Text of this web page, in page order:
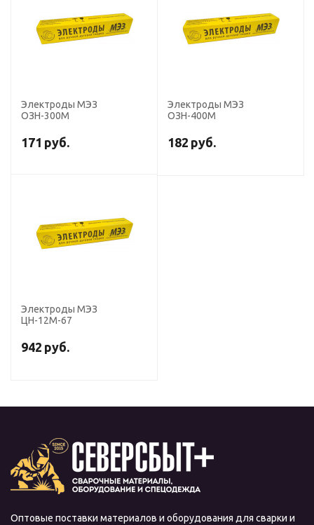
Электроды МЭЗ
ОЗН-300М
171 руб.
Электроды МЭЗ
ОЗН-400М
182 руб.
Электроды МЭЗ
ЦН-12М-67
942 руб.
Оптовые поставки материалов и оборудования для сварки и